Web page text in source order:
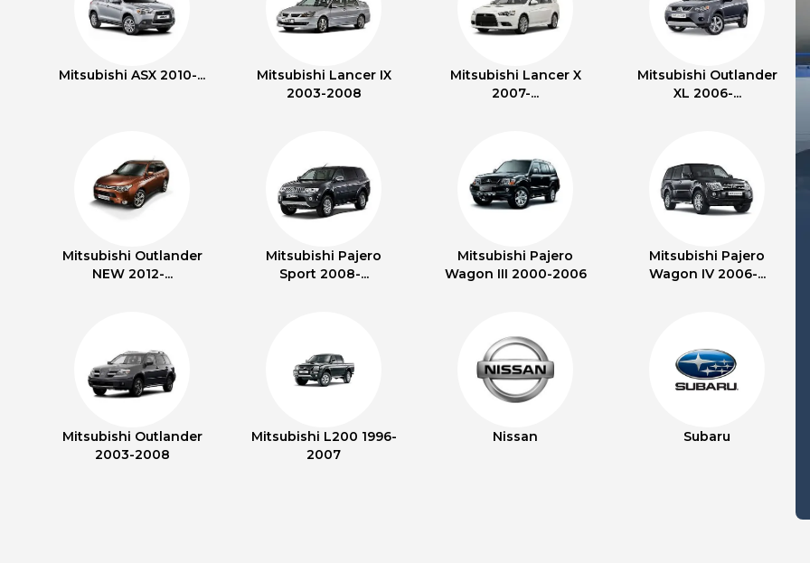
Mitsubishi ASX 2010-...
Mitsubishi Lancer IX
2003-2008
Mitsubishi Lancer X
2007-...
Mitsubishi Outlander
XL 2006-...
Mitsubishi Outlander
NEW 2012-...
Mitsubishi Pajero
Sport 2008-...
Mitsubishi Pajero
Wagon III 2000-2006
Mitsubishi Pajero
Wagon IV 2006-...
Mitsubishi Outlander
2003-2008
Mitsubishi L200 1996-
2007
Nissan Subaru